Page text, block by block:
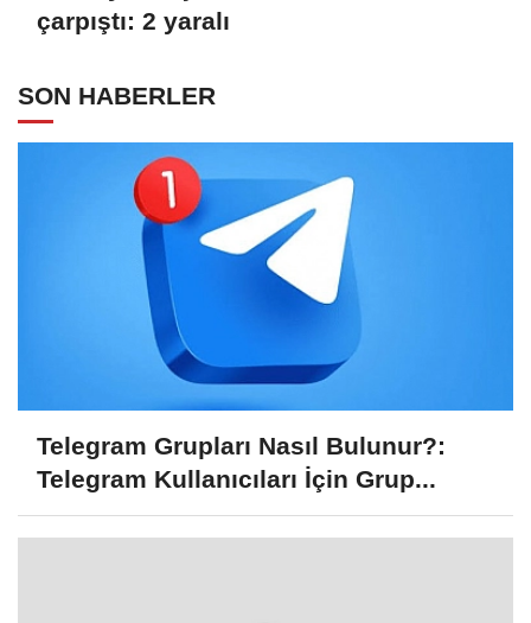
çarpıştı: 2 yaralı
SON HABERLER
Telegram Grupları Nasıl Bulunur?:
Telegram Kullanıcıları İçin Grup...